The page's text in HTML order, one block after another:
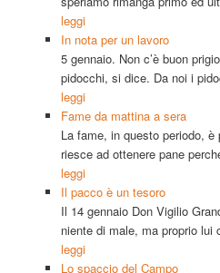
leggi
In nota per un lavoro
5 gennaio. Non c’è buon
pidocchi, si dice. Da noi i
leggi
Fame da mattina a sera
La fame, in questo periodo,
riesce ad ottenere pane
leggi
Il pacco è un tesoro
Il 14 gennaio Don Vigilio
niente di male, ma proprio
leggi
Lo spaccio del Campo